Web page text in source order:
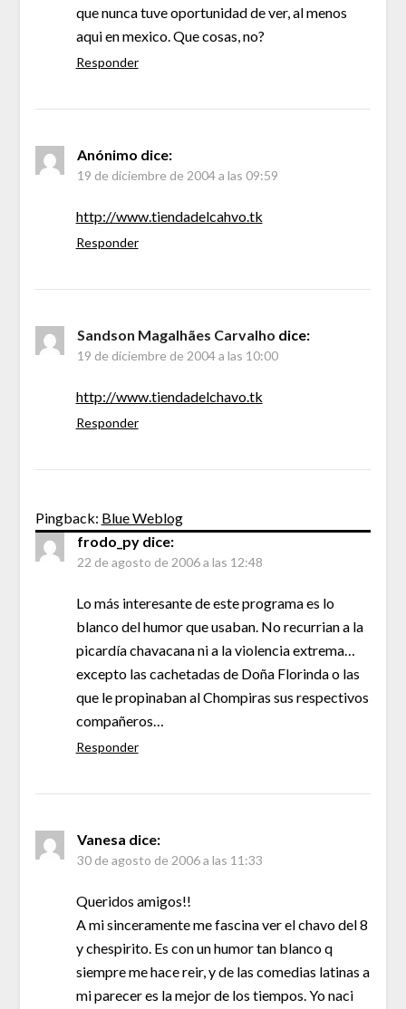
que nunca tuve oportunidad de ver, al menos
aqui en mexico. Que cosas, no?
Responder
Anónimo dice:
19 de diciembre de 2004 a las 09:59
http://www.tiendadelcahvo.tk
Responder
Sandson Magalhães Carvalho dice:
19 de diciembre de 2004 a las 10:00
http://www.tiendadelchavo.tk
Responder
Pingback: Blue Weblog
frodo_py dice:
22 de agosto de 2006 a las 12:48
Lo más interesante de este programa es lo
blanco del humor que usaban. No recurrian a la
picardía chavacana ni a la violencia extrema…
excepto las cachetadas de Doña Florinda o las
que le propinaban al Chompiras sus respectivos
compañeros…
Responder
Vanesa dice:
30 de agosto de 2006 a las 11:33
Queridos amigos!!
A mi sinceramente me fascina ver el chavo del 8
y chespirito. Es con un humor tan blanco q
siempre me hace reir, y de las comedias latinas a
mi parecer es la mejor de los tiempos. Yo naci